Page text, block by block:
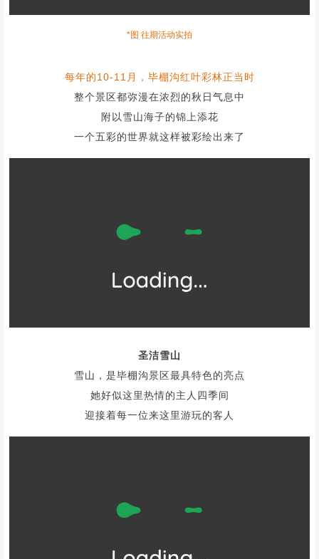
*图 往期活动实拍
每年的10-11月，毕棚沟红叶彩林正当时
整个景区都弥漫在浓烈的秋日气息中
附以雪山海子的锦上添花
一个五彩的世界就这样被彩绘出来了
圣洁雪山
雪山，是毕棚沟景区最具特色的亮点
她好似这里热情的主人四季间
迎接着每一位来这里游玩的客人